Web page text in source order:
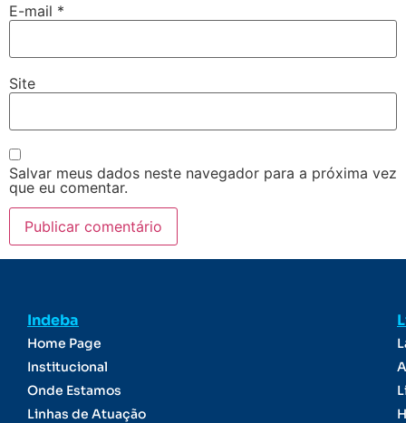
E-mail *
Site
Salvar meus dados neste navegador para a próxima vez
que eu comentar.
Indeba
Home Page
Institucional
Onde Estamos
Linhas de Atuação